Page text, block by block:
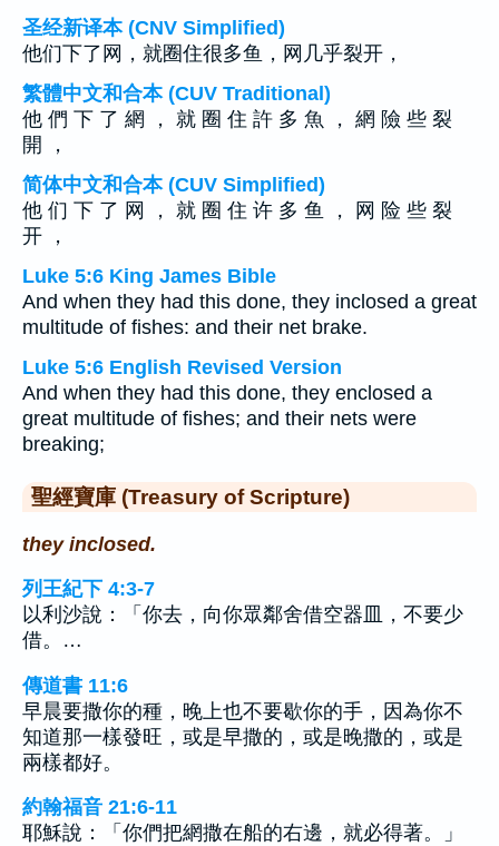
圣经新译本 (CNV Simplified)
他们下了网，就圈住很多鱼，网几乎裂开，
繁體中文和合本 (CUV Traditional)
他 們 下 了 網 ， 就 圈 住 許 多 魚 ， 網 險 些 裂
開 ，
简体中文和合本 (CUV Simplified)
他 们 下 了 网 ， 就 圈 住 许 多 鱼 ， 网 险 些 裂
开 ，
Luke 5:6 King James Bible
And when they had this done, they inclosed a great
multitude of fishes: and their net brake.
Luke 5:6 English Revised Version
And when they had this done, they enclosed a
great multitude of fishes; and their nets were
breaking;
聖經寶庫 (Treasury of Scripture)
they inclosed.
列王紀下 4:3-7
以利沙說：「你去，向你眾鄰舍借空器皿，不要少
借。…
傳道書 11:6
早晨要撒你的種，晚上也不要歇你的手，因為你不
知道那一樣發旺，或是早撒的，或是晚撒的，或是
兩樣都好。
約翰福音 21:6-11
耶穌說：「你們把網撒在船的右邊，就必得著。」